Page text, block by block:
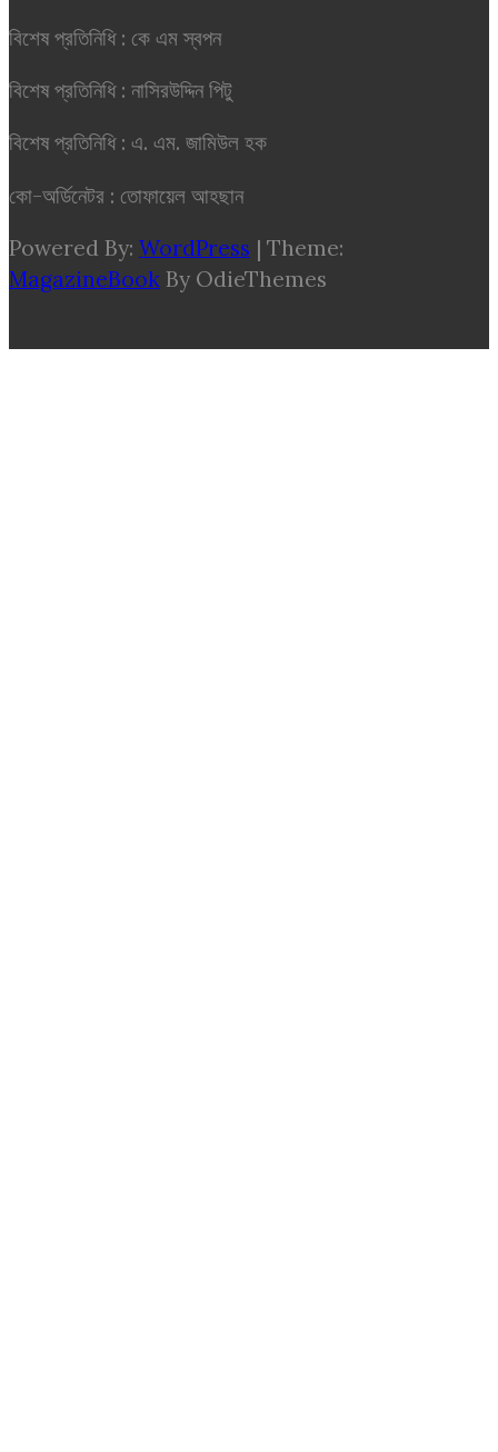
বিশেষ প্রতিনিধি : কে এম স্বপন
বিশেষ প্রতিনিধি : নাসিরউদ্দিন পিটু
বিশেষ প্রতিনিধি : এ. এম. জামিউল হক
কো-অর্ডিনেটর : তোফায়েল আহছান
Powered By: WordPress | Theme:
MagazineBook By OdieThemes